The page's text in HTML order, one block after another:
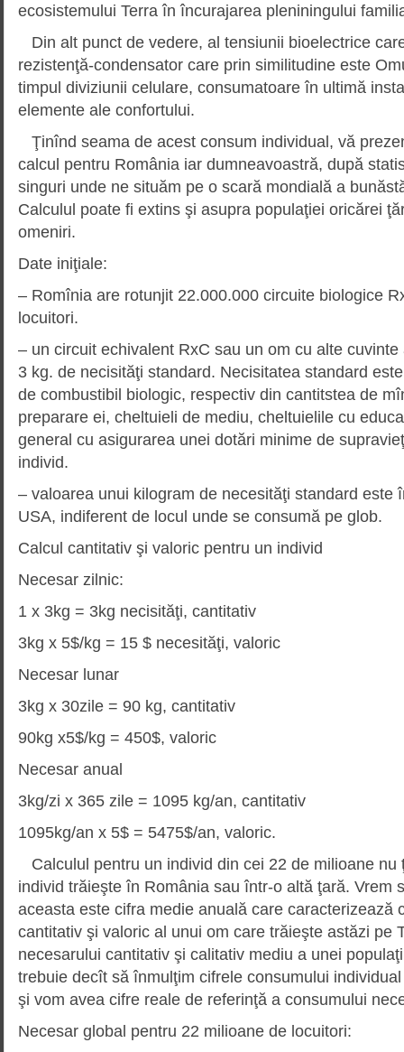
ecosistemului Terra în încurajarea pleniningului
Din alt punct de vedere, al tensiunii bioelectrice
rezistenţă-condensator care prin similitudine este
timpul diviziunii celulare, consumatoare în ultimă
elemente ale confortului.
Ţinînd seama de acest consum individual, vă
calcul pentru România iar dumneavoastră, după
singuri unde ne situăm pe o scară mondială a
Calculul poate fi extins şi asupra populaţiei oricărei
omeniri.
Date iniţiale:
– Romînia are rotunjit 22.000.000 circuite biologice
locuitori.
– un circuit echivalent RxC sau un om cu alte
3 kg. de necisităţi standard. Necisitatea standard
de combustibil biologic, respectiv din cantitstea de
preparare ei, cheltuieli de mediu, cheltuielile cu
general cu asigurarea unei dotări minime de
individ.
– valoarea unui kilogram de necesităţi standard este
USA, indiferent de locul unde se consumă pe glob.
Calcul cantitativ şi valoric pentru un individ
Necesar zilnic:
1 x 3kg = 3kg necisităţi, cantitativ
3kg x 5$/kg = 15 $ necesităţi, valoric
Necesar lunar
3kg x 30zile = 90 kg, cantitativ
90kg x5$/kg = 450$, valoric
Necesar anual
3kg/zi x 365 zile = 1095 kg/an, cantitativ
1095kg/an x 5$ = 5475$/an, valoric.
Calculul pentru un individ din cei 22 de milioane nu
individ trăieşte în România sau într-o altă ţară. Vrem
aceasta este cifra medie anuală care caracterizează
cantitativ şi valoric al unui om care trăieşte astăzi pe
necesarului cantitativ şi calitativ mediu a unei
trebuie decît să înmulţim cifrele consumului
şi vom avea cifre reale de referinţă a consumului
Necesar global pentru 22 milioane de locuitori: